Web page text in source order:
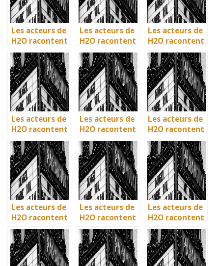
Les acteurs de
H2O racontent
: comment l’île
de Mako a pris
vie en
Australie
Les acteurs de
H2O racontent
: comment l’île
de Mako a pris
vie en
Australie
Les acteurs de
H2O racontent
: comment l’île
de Mako a pris
vie en
Australie
Les acteurs de
H2O racontent
: comment l’île
de Mako a pris
vie en
Australie
Les acteurs de
H2O racontent
: comment l’île
de Mako a pris
vie en
Australie
Les acteurs de
H2O racontent
: comment l’île
de Mako a pris
vie en
Australie
Les acteurs de
H2O racontent
: comment l’île
de Mako a pris
vie en
Australie
Les acteurs de
H2O racontent
: comment l’île
de Mako a pris
vie en
Australie
Les acteurs de
H2O racontent
: comment l’île
de Mako a pris
vie en
Australie